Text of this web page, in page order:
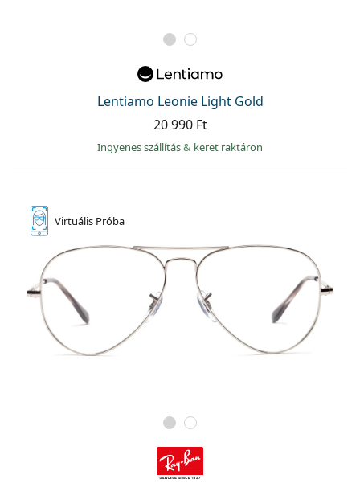
Lentiamo Leonie Light Gold
20 990 Ft
Ingyenes szállítás& keret raktáron
Virtuális Próba